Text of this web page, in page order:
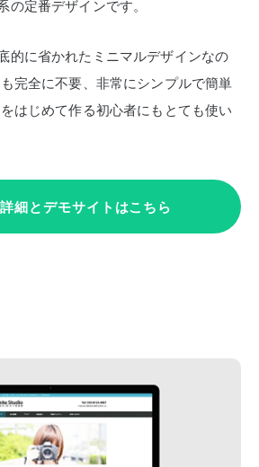
の定番デザインです。
的に省かれたミニマルデザインなの
完全に不要、非常にシンプルで簡単
はじめて作る初心者にもとても使い
細とデモサイトはこちら